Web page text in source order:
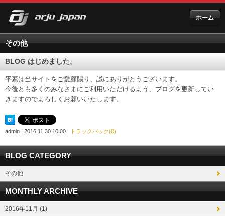
ホーム
その他
BLOG はじめました。
平素は当サイトをご愛顧賜り、誠にありがとうございます。
今後とも多くのみなさまにご利用いただけるよう、ブログを更新してい
きますのでよろしくお願いいたします。
admin | 2016.11.30 10:00 | トラックバック(0)
BLOG CATEGORY
その他
MONTHLY ARCHIVE
2016年11月 (1)